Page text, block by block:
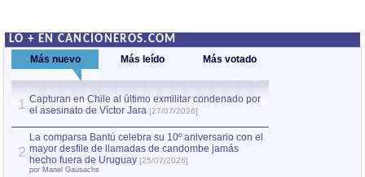
LO + EN CANCIONEROS.COM
Más nuevo Más leído Más votado
1 Capturan en Chile al último exmilitar condenado por
el asesinato de Víctor Jara [27/07/2026]
2
La comparsa Bantú celebra su 10º aniversario con el
mayor desfile de llamadas de candombe jamás
hecho fuera de Uruguay [25/07/2026]
por Manel Gausachs